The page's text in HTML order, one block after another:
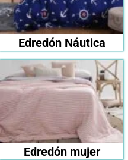
Edredón Náutica
Edredón mujer